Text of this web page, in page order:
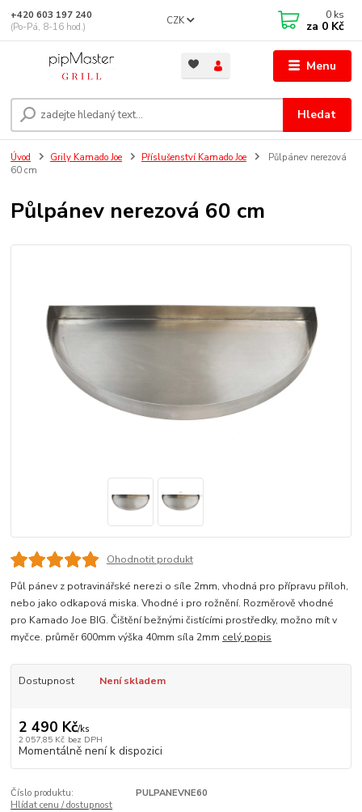
Menu
CZK
Hledat
+420 603 197 240
(Po-Pá, 8-16 hod.)
0 ks
za 0 Kč
Úvod Grily Kamado Joe Příslušenství Kamado Joe
Půlpánev nerezová
60 cm
Půlpánev nerezová 60 cm
Ohodnotit produkt
Půl pánev z potravinářské nerezi o síle 2mm, vhodná pro přípravu příloh,
nebo jako odkapová miska. Vhodné i pro rožnění. Rozměrově vhodné
pro Kamado Joe BIG. Čištění bežnými čistícími prostředky, možno mít v
myčce. průměr 600mm výška 40mm síla 2mm celý popis
Dostupnost Není skladem
2 490 Kč/ks
2 057,85 Kč bez DPH
Momentálně není k dispozici
Číslo produktu:
PULPANEVNE60
Hlídat cenu / dostupnost